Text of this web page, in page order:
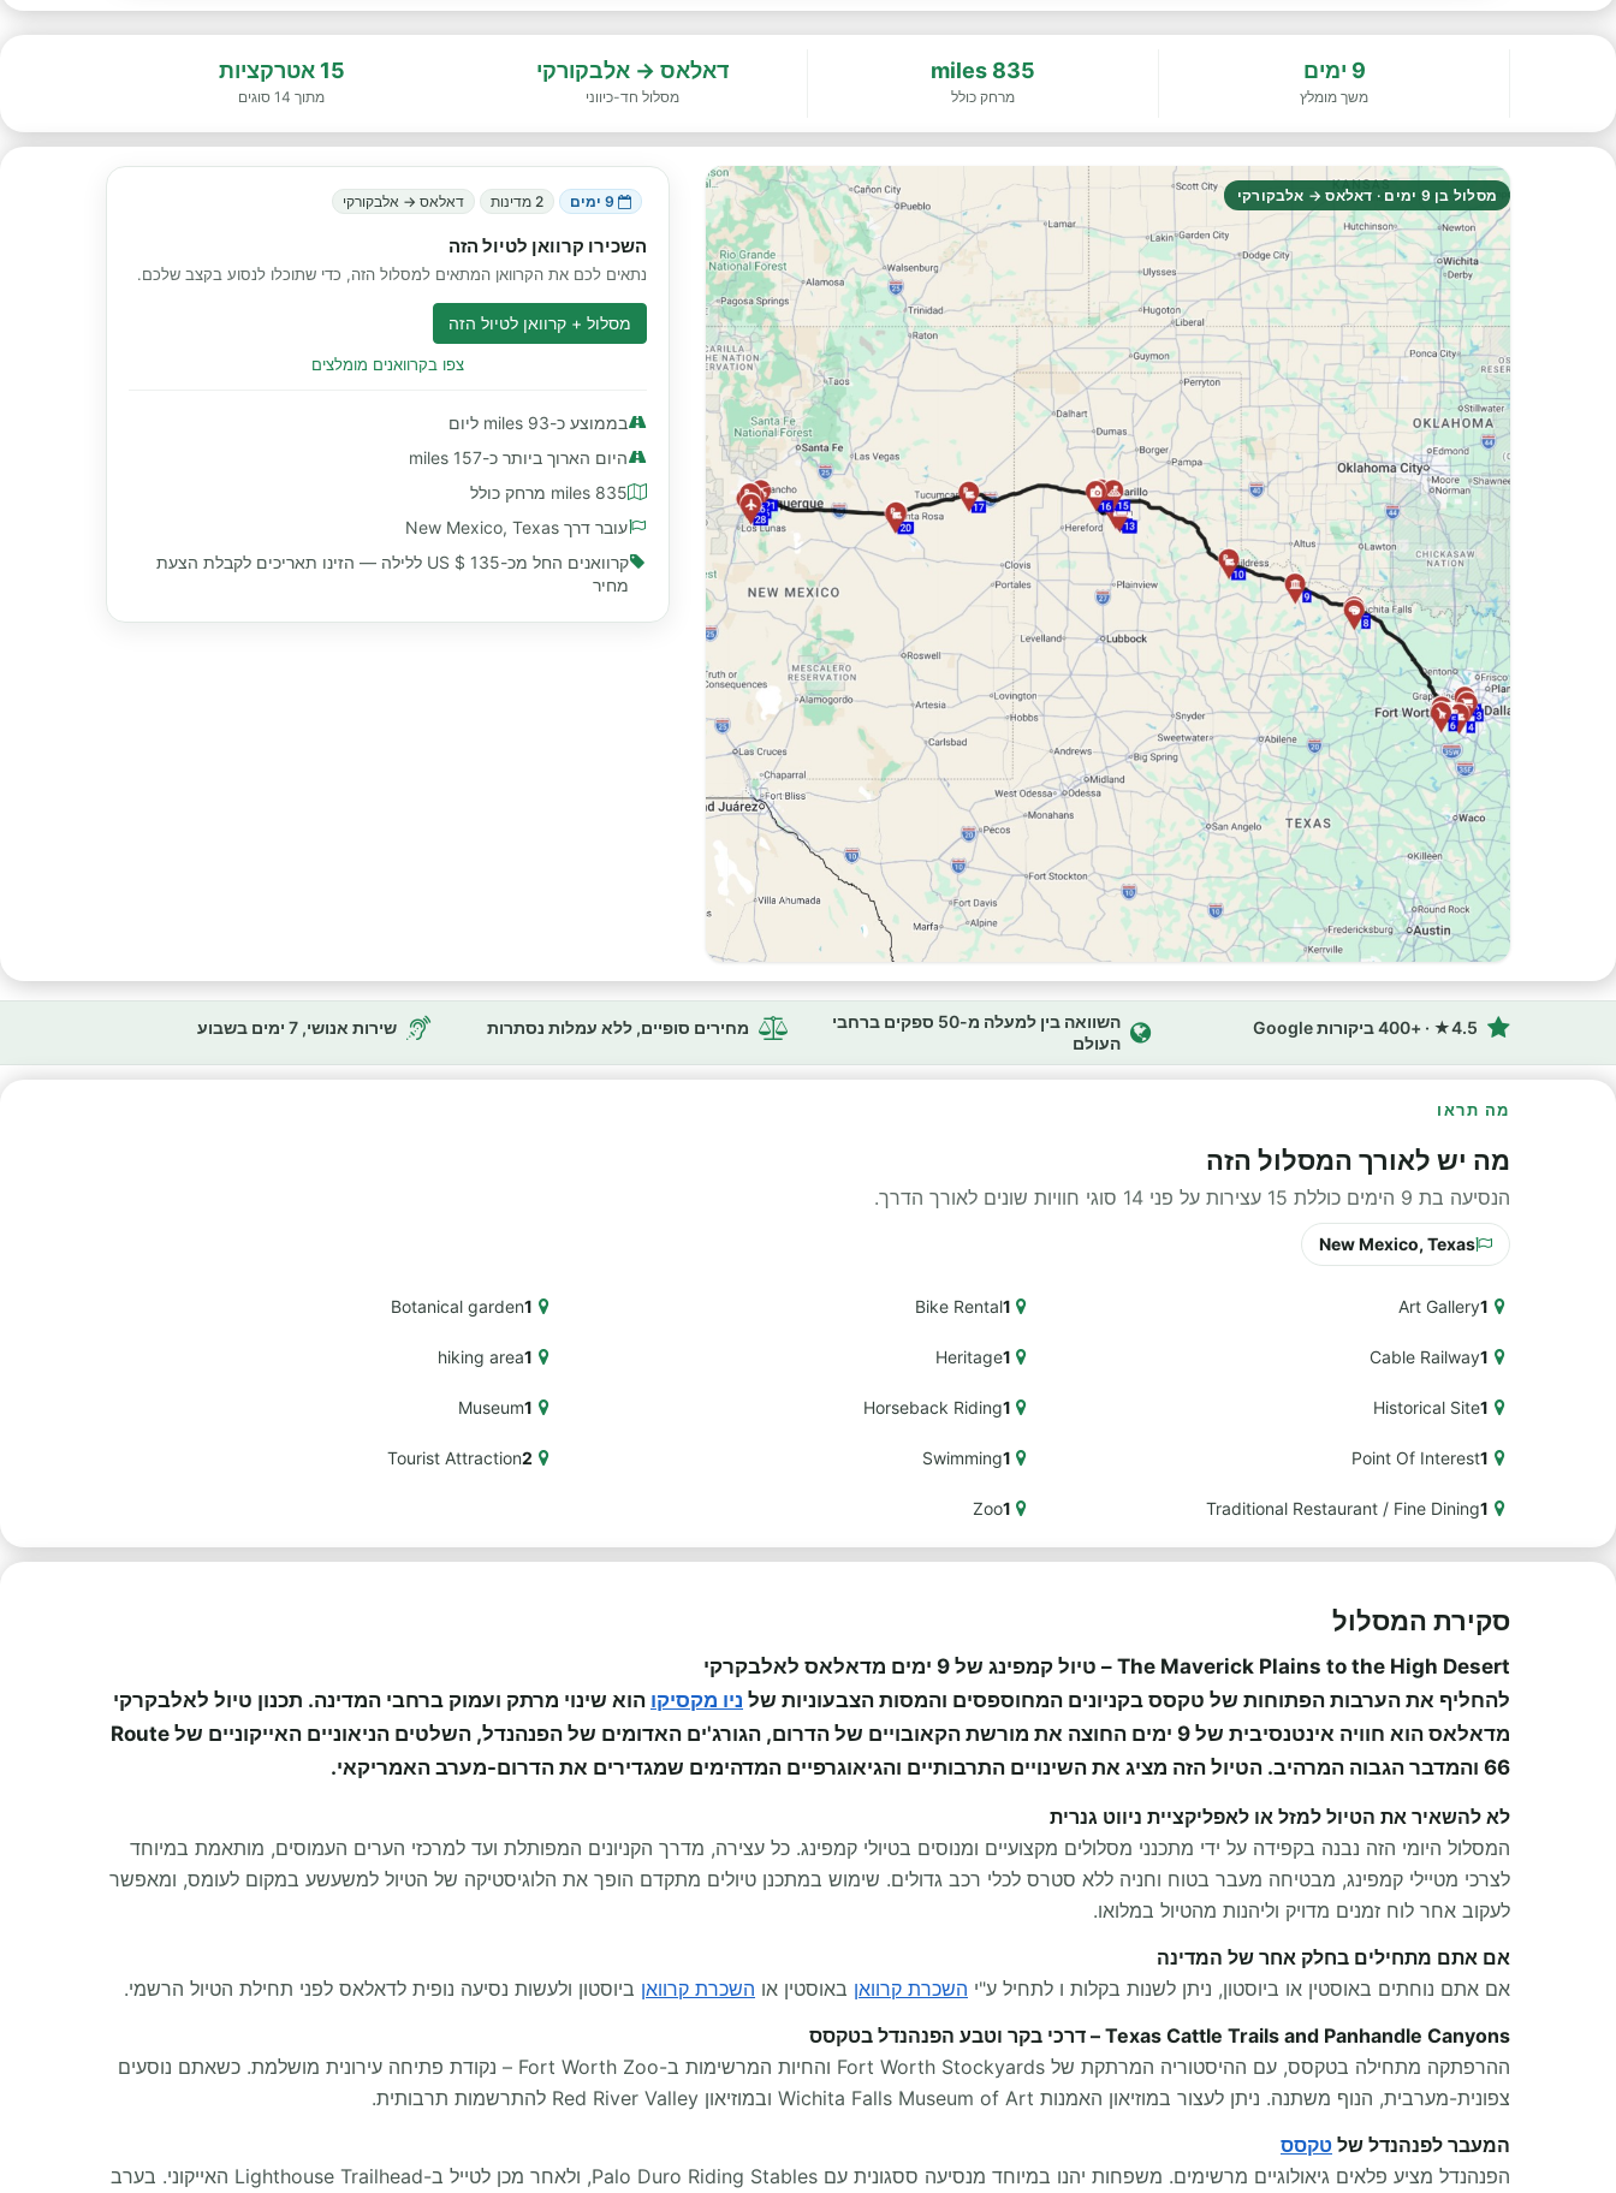
9 ימים
משך מומלץ
835 miles
מרחק כולל
דאלאס → אלבקורקי
מסלול חד-כיווני
15 אטרקציות
מתוך 14 סוגים
מסלול בן 9 ימים · דאלאס → אלבקורקי 9 ימים 2 מדינות דאלאס → אלבקורקי
השכירו קרוואן לטיול הזה
נתאים לכם את הקרוואן המתאים למסלול הזה, כדי שתוכלו לנסוע בקצב שלכם.
מסלול + קרוואן לטיול הזה
צפו בקרוואנים מומלצים
בממוצע כ-93 miles ליום
היום הארוך ביותר כ-157 miles
835 miles מרחק כולל
עובר דרך New Mexico, Texas
קרוואנים החל מכ-135 $ US
ללילה — הזינו תאריכים לקבלת הצעת
מחיר
4.5★ · +400 ביקורות Google
השוואה בין למעלה מ-50 ספקים ברחבי
העולם
מחירים סופיים, ללא עמלות נסתרות שירות אנושי, 7 ימים בשבוע
מה תראו
מה יש לאורך המסלול הזה
הנסיעה בת 9 הימים כוללת 15 עצירות על פני 14 סוגי חוויות שונים לאורך הדרך.
New Mexico, Texas
1
Art Gallery
1
Bike Rental
1
Botanical garden
1
Cable Railway
1
Heritage
1
hiking area
1
Historical Site
1
Horseback Riding
1
Museum
1
Point Of Interest
1
Swimming
2
Tourist Attraction
1
Traditional Restaurant / Fine Dining
1
Zoo
סקירת המסלול
The Maverick Plains to the High Desert – טיול קמפינג של 9 ימים מדאלאס לאלבקרקי
להחליף את הערבות הפתוחות של טקסס בקניונים המחוספסים והמסות הצבעוניות של ניו מקסיקו הוא שינוי מרתק ועמוק ברחבי המדינה. תכנון טיול לאלבקרקי
מדאלאס הוא חוויה אינטנסיבית של 9 ימים החוצה את מורשת הקאובויים של הדרום, הגורג'ים האדומים של הפנהנדל, השלטים הניאוניים האייקוניים של Route
66 והמדבר הגבוה המרהיב. הטיול הזה מציג את השינויים התרבותיים והגיאוגרפיים המדהימים שמגדירים את הדרום-מערב האמריקאי.
לא להשאיר את הטיול למזל או לאפליקציית ניווט גנרית
המסלול היומי הזה נבנה בקפידה על ידי מתכנני מסלולים מקצועיים ומנוסים בטיולי קמפינג. כל עצירה, מדרך הקניונים המפותלת ועד למרכזי הערים העמוסים, מותאמת במיוחד
לצרכי מטיילי קמפינג, מבטיחה מעבר בטוח וחניה ללא סטרס לכלי רכב גדולים. שימוש במתכנן טיולים מתקדם הופך את הלוגיסטיקה של הטיול למשעשע במקום לעומס, ומאפשר
לעקוב אחר לוח זמנים מדויק וליהנות מהטיול במלואו.
אם אתם מתחילים בחלק אחר של המדינה
אם אתם נוחתים באוסטין או ביוסטון, ניתן לשנות בקלות ו לתחיל ע"י השכרת קרוואן באוסטין או השכרת קרוואן ביוסטון ולעשות נסיעה נופית לדאלאס לפני תחילת הטיול הרשמי.
Texas Cattle Trails and Panhandle Canyons – דרכי בקר וטבע הפנהנדל בטקסס
ההרפתקה מתחילה בטקסס, עם ההיסטוריה המרתקת של Fort Worth Stockyards והחיות המרשימות ב-Fort Worth Zoo – נקודת פתיחה עירונית מושלמת. כשאתם נוסעים
צפונית-מערבית, הנוף משתנה. ניתן לעצור במוזיאון האמנות Wichita Falls Museum of Art ובמוזיאון Red River Valley להתרשמות תרבותית.
המעבר לפנהנדל של טקסס
הפנהנדל מציע פלאים גיאולוגיים מרשימים. משפחות יהנו במיוחד מנסיעה ססגונית עם Palo Duro Riding Stables, ולאחר מכן לטייל ב-Lighthouse Trailhead האייקוני. בערב